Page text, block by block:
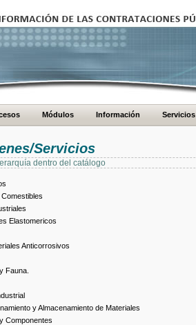
Módulos Información Servicios
Servicios
dentro del catálogo
Elastomericos
Anticorrosivos
Fauna.
y Almacenamiento de Materiales
Componentes